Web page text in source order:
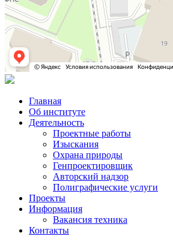
Главная
Об институте
Деятельность
Проектные работы
Изыскания
Охрана природы
Генпроектировщик
Авторский надзор
Полиграфические услуги
Проекты
Информация
Вакансия техника
Контакты